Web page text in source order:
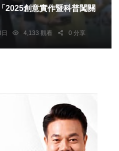
2025創意實作暨科普闖關
4,133 觀看 0 分享